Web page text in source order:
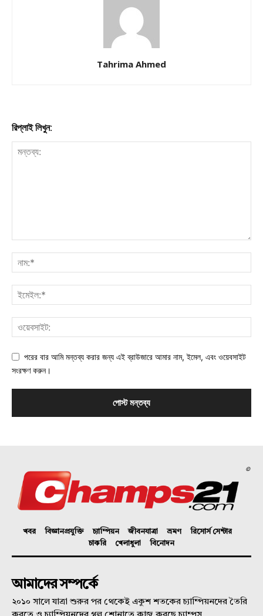
Tahrima Ahmed
রিপ্লাই লিখুন:
পরের বার আমি মন্তব্য করার জন্য এই ব্রাউজারে আমার নাম, ইমেল, এবং ওয়েবসাইট
সংরক্ষণ করুন।
©
খবর বিজ্ঞানপ্রযুক্তি চ্যাম্পিয়ন জীবনযাত্রা ভ্রমণ
রিসোর্স সেন্টার
চাকরি
খেলাধুলা বিনোদন
আমাদের সম্পর্কে
২০১০ সালে যাত্রা শুরুর পর থেকেই একুশ শতকের চ্যাম্পিয়নদের তৈরি